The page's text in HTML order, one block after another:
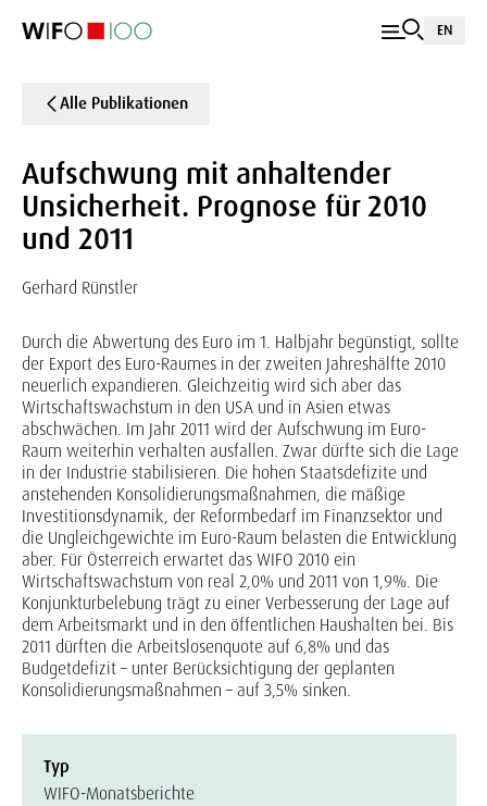
EN
Alle Publikationen
Aufschwung mit anhaltender
Unsicherheit. Prognose für 2010
und 2011
Gerhard Rünstler
Durch die Abwertung des Euro im 1. Halbjahr begünstigt, sollte
der Export des Euro-Raumes in der zweiten Jahreshälfte 2010
neuerlich expandieren. Gleichzeitig wird sich aber das
Wirtschaftswachstum in den USA und in Asien etwas
abschwächen. Im Jahr 2011 wird der Aufschwung im Euro-
Raum weiterhin verhalten ausfallen. Zwar dürfte sich die Lage
in der Industrie stabilisieren. Die hohen Staatsdefizite und
anstehenden Konsolidierungsmaßnahmen, die mäßige
Investitionsdynamik, der Reformbedarf im Finanzsektor und
die Ungleichgewichte im Euro-Raum belasten die Entwicklung
aber. Für Österreich erwartet das WIFO 2010 ein
Wirtschaftswachstum von real 2,0% und 2011 von 1,9%. Die
Konjunkturbelebung trägt zu einer Verbesserung der Lage auf
dem Arbeitsmarkt und in den öffentlichen Haushalten bei. Bis
2011 dürften die Arbeitslosenquote auf 6,8% und das
Budgetdefizit – unter Berücksichtigung der geplanten
Konsolidierungsmaßnahmen – auf 3,5% sinken.
Typ
WIFO-Monatsberichte